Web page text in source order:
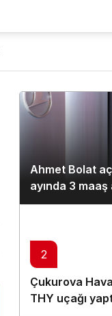
Sistem
Ahmet Bolat
ayında 3
2
Çukurova
THY uçağı